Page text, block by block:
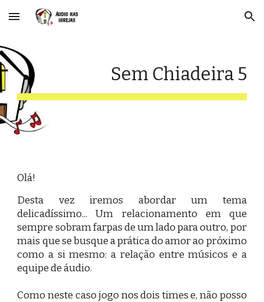
Skip to main content Skip to navigation
Sem Chiadeira5
Olá!
Desta vez iremos abordar um tema
delicadíssimo... Um relacionamento em que
sempre sobram farpas de um lado para outro, por
mais que se busque a prática do amor ao próximo
como a si mesmo: a relação entre músicos e a
equipe de áudio.
Como neste caso jogo nos dois times e, não posso